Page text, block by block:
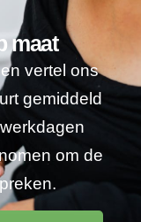
maat
vertel ons
gemiddeld
om de